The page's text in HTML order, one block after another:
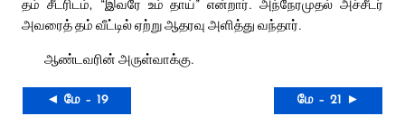
அவரைத் தம் வீட்டில் ஏற்று ஆதரவு அளித்து வந்தார்.
ஆண்டவரின் அருள்வாக்கு.
◄ மே – 19 மே – 21 ►